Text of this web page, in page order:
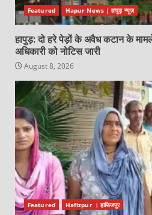
Featured Hapur News | हापुड़ न्यूज़
हापुड़: दो हरे पेड़ों के अवैध कटान के
अधिकारी को नोटिस जारी
August 8, 2026
Featured Hafizpur । हाफिजपुर